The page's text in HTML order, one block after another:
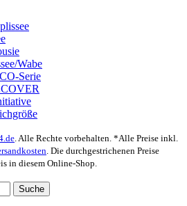
Wabe
Serie
. Alle Rechte vorbehalten. *Alle Preise inkl.
. Die durchgestrichenen Preise
in diesem Online-Shop.
Suche